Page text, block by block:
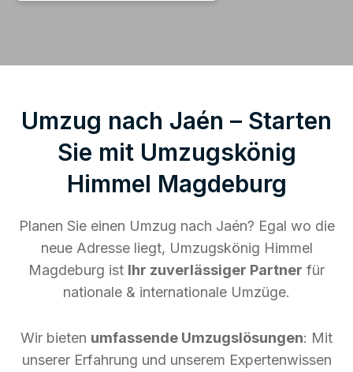
Umzug nach Jaén – Starten
Sie mit Umzugskönig
Himmel Magdeburg
Planen Sie einen Umzug nach Jaén? Egal wo die
neue Adresse liegt, Umzugskönig Himmel
Magdeburg ist Ihr zuverlässiger Partner für
nationale & internationale Umzüge.
Wir bieten umfassende Umzugslösungen: Mit
unserer Erfahrung und unserem Expertenwissen